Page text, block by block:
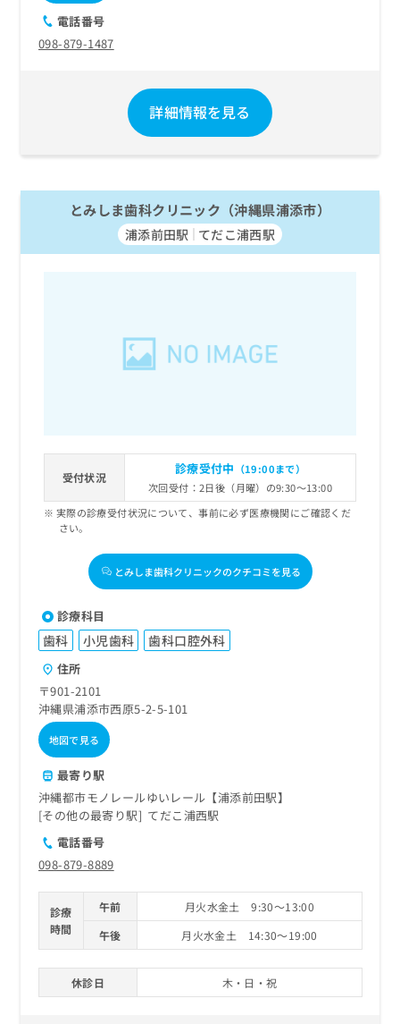
電話番号
098-879-1487
詳細情報を見る
とみしま歯科クリニック（沖縄県浦添市）
浦添前田駅 てだこ浦西駅
受付状況
診療受付中 （19:00まで）
次回受付：2日後（月曜）の9:30～13:00
実際の診療受付状況について、事前に必ず医療機関にご確認くだ
さい。
とみしま歯科クリニックのクチコミを見る
診療科目
歯科 小児歯科 歯科口腔外科
住所
〒901-2101
沖縄県浦添市西原5-2-5-101
地図で見る
最寄り駅
沖縄都市モノレールゆいレール【浦添前田駅】
その他の最寄り駅
てだこ浦西駅
電話番号
098-879-8889
診療
時間
午前
月火水金土 9:30～13:00
午後
月火水金土 14:30～19:00
休診日 木・日・祝